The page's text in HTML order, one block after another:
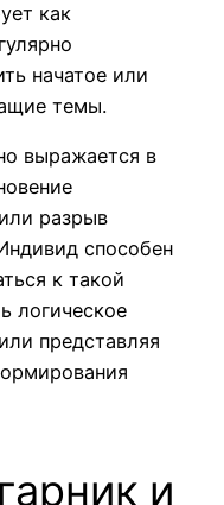
как
начатое или
темы.
выражается в
разрыв
способен
к такой
логическое
представляя
и